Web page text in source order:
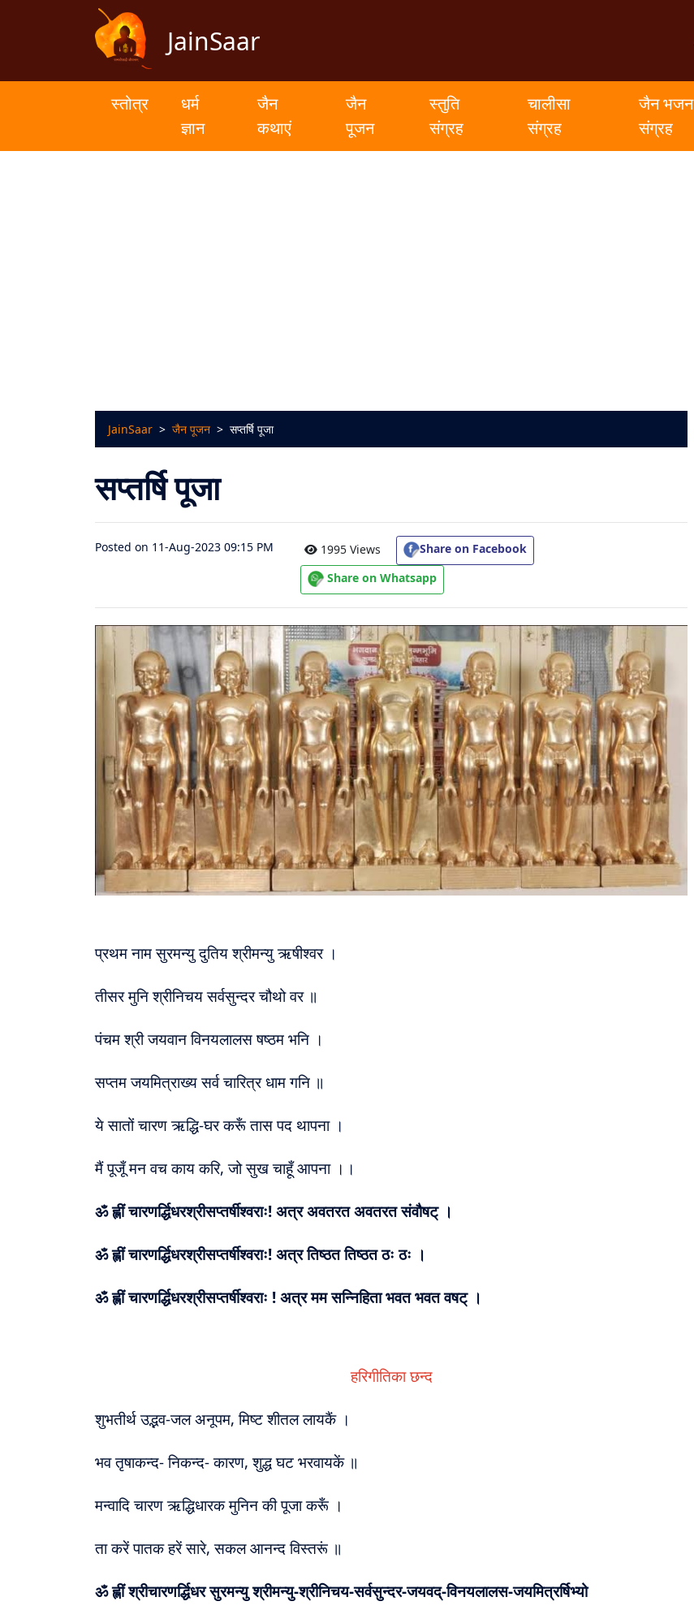
JainSaar
स्तोत्र
धर्म
ज्ञान
जैन
कथाएं
जैन
पूजन
स्तुति
संग्रह
चालीसा
संग्रह
जैन भजन
संग्रह
JainSaar > जैन पूजन > सप्तर्षि पूजा
सप्तर्षि पूजा
Posted on 11-Aug-2023 09:15 PM 1995 Views
Share on Facebook
Share on Whatsapp
प्रथम नाम सुरमन्यु दुतिय श्रीमन्यु ऋषीश्वर ।
तीसर मुनि श्रीनिचय सर्वसुन्दर चौथो वर ॥
पंचम श्री जयवान विनयलालस षष्ठम भनि ।
सप्तम जयमित्राख्य सर्व चारित्र धाम गनि ॥
ये सातों चारण ऋद्धि-घर करूँ तास पद थापना ।
मैं पूजूँ मन वच काय करि, जो सुख चाहूँ आपना ।।
ॐ ह्लीं चारणर्द्धिधरश्रीसप्तर्षीश्वराः! अत्र अवतरत अवतरत संवौषट् ।
ॐ ह्लीं चारणर्द्धिधरश्रीसप्तर्षीश्वराः! अत्र तिष्ठत तिष्ठत ठः ठः ।
ॐ ह्लीं चारणर्द्धिधरश्रीसप्तर्षीश्वराः ! अत्र मम सन्निहिता भवत भवत वषट् ।
हरिगीतिका छन्द
शुभतीर्थ उद्भव-जल अनूपम, मिष्ट शीतल लायकैं ।
भव तृषाकन्द- निकन्द- कारण, शुद्ध घट भरवायकें ॥
मन्वादि चारण ऋद्धिधारक मुनिन की पूजा करूँ ।
ता करें पातक हरें सारे, सकल आनन्द विस्तरूं ॥
ॐ ह्लीं श्रीचारणर्द्धिधर सुरमन्यु श्रीमन्यु-श्रीनिचय-सर्वसुन्दर-जयवद्-विनयलालस-जयमित्रर्षिभ्यो